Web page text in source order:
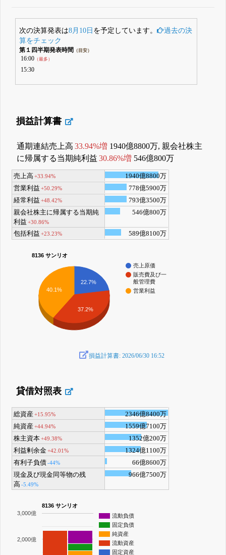
次の決算発表は8月10日 を予定しています。
過去の決
算をチェック
第１四半期発表時間 （目安）
16:00（最多）
15:30
損益計算書
通期連結売上高 33.94%増 1940億8800万, 親会社株主
に帰属する当期純利益 30.86%増 546億800万
売上高 +33.94%
1940億8800万
営業利益 +50.29%
778億5900万
経常利益 +48.42%
793億3500万
親会社株主に帰属する当期純
利益 +30.86%
546億800万
包括利益 +23.23% 589億8100万
8136 サンリオ
売上原価
販売費及び一
般管理費
営業利益
22.7%
40.1%
37.2%
損益計算書: 2026/06/30 16:52
貸借対照表
総資産+15.95%
2346億8400万
純資産+44.94%
1559億7100万
株主資本+49.38%
1352億200万
利益剰余金+42.01%
1324億1100万
有利子負債-44%
66億8600万
現金及び現金同等物の残
高-5.49%
966億7500万
8136 サンリオ
流動負債
固定負債
純資産
流動資産
固定資産
2,000億
3,000億